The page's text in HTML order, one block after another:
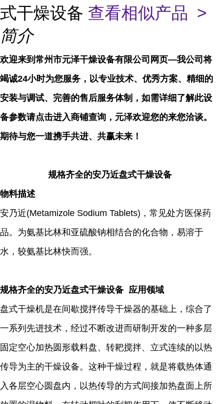
式干燥设备 查看相似产品 >
简介
欢迎来到常州市元泽干燥设备有限公司网页—我公司将
竭诚24小时为您服务，以专业技术、优秀方案、精细的
安装与调试、完善的售后服务体制，如需详细了解此设
备参数请点击进入商铺查询，元泽欢迎您的来您洽谈。
期待与您一道携手共进、共赢未来！
规格齐全的安乃近盘式干燥设备
物料描述
安乃近(Metamizole Sodium Tablets)，常见处方医保药
品。为氨基比林和亚硫酸钠相结合的化合物，易溶于
水，较氨基比林快而强。
规格齐全的安乃近盘式干燥设备 应用领域
盘式干燥机是在间歇搅拌传导干燥器的基础上，综合了
一系列先进技术，经过不断改进而研制开发的一种多层
固定空心加热圆形载料盘、转耙搅拌、立式连续的以热
传导为主的干燥设备。这种干燥过程，就是将载热体通
入各层空心圆盘内，以热传导的方式间接加热盘面上所